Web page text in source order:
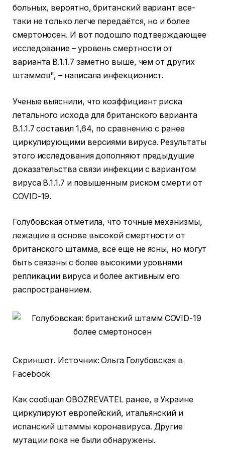
больных, вероятно, британский вариант все-
таки не только легче передаётся, но и более
смертоносен. И вот подошло подтверждающее
исследование – уровень смертности от
варианта В.1.1.7 заметно выше, чем от других
штаммов", – написала инфекционист.
Ученые выяснили, что коэффициент риска
летального исхода для британского варианта
B.1.1.7 составил 1,64, по сравнению с ранее
циркулирующими версиями вируса. Результаты
этого исследования дополняют предыдущие
доказательства связи инфекции с вариантом
вируса B.1.1.7 и повышенным риском смерти от
COVID-19.
Голубовская отметила, что точные механизмы,
лежащие в основе высокой смертности от
британского штамма, все еще не ясны, но могут
быть связаны с более высокими уровнями
репликации вируса и более активным его
распространением.
Скриншот. Источник: Ольга Голубовская в
Facebook
Как сообщал OBOZREVATEL ранее, в Украине
циркулируют европейский, итальянский и
испанский штаммы коронавируса. Другие
мутации пока не были обнаружены.